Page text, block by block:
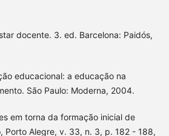
docente. 3. ed. Barcelona: Paidós,
educacional: a educação na
São Paulo: Moderna, 2004.
em torna da formação inicial de
Porto Alegre, v. 33, n. 3, p. 182 - 188,